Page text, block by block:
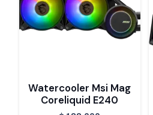
Watercooler Msi Mag
Coreliquid E240